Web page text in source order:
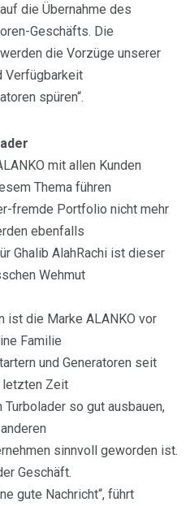
die Übernahme des
Geschäfts. Die
die Vorzüge unserer
Verfügbarkeit
spüren“.
mit allen Kunden
Thema führen
fremde Portfolio nicht mehr
ebenfalls
Ghalib AlahRachi ist dieser
Wehmut
ist die Marke ALANKO vor
Familie
und Generatoren seit
letzten Zeit
so gut ausbauen,
sinnvoll geworden ist.
Geschäft.
gute Nachricht“, führt